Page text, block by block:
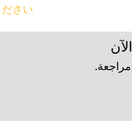
さい。